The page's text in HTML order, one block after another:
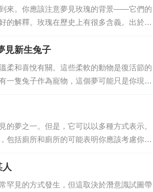
來。你應該注意夢見玫瑰的背景——它們的
的解釋。玫瑰在歷史上有很多含義。出於這
花朵的感受，這將決定它們的解釋。夢見擁
見新生兔子
柔和喜悅有關。這些柔軟的動物是復活節的
一隻兔子作為寵物，這個夢可能只是你現實
要破譯。夢到兔子 – 意義和解釋但是，如果
夢之一。但是，它可以以多種方式表示。
包括廁所和廁所的可能表明你應該考慮你的
的含義。廁所可能堵塞、骯髒、糞便或尿液
人
罕見的方式發生，但這取決於潛意識試圖帶